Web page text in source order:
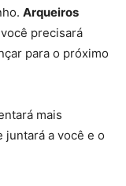
Arqueiros
precisará
para o próximo
mais
juntará a você e o